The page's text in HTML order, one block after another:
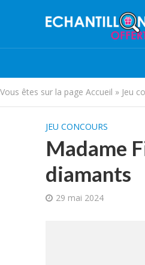
Vous êtes sur la page Accueil » Jeu
JEU CONCOURS
Madame
diamants
29 mai 2024